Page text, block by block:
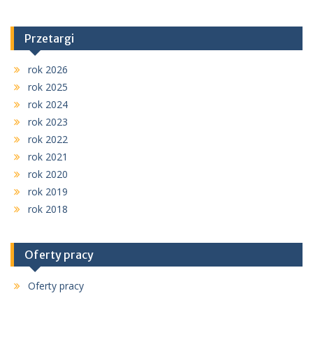
Przetargi
rok 2026
rok 2025
rok 2024
rok 2023
rok 2022
rok 2021
rok 2020
rok 2019
rok 2018
Oferty pracy
Oferty pracy